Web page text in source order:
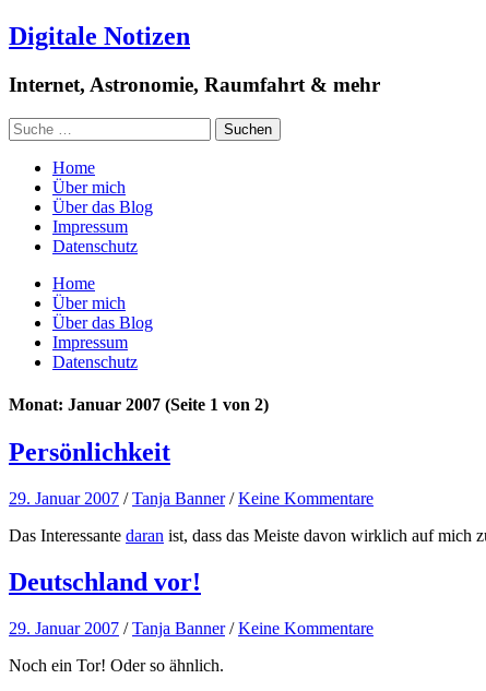
Digitale Notizen
Internet, Astronomie, Raumfahrt & mehr
Home
Über mich
Über das Blog
Impressum
Datenschutz
Home
Über mich
Über das Blog
Impressum
Datenschutz
Monat: Januar 2007 (Seite 1 von 2)
Persönlichkeit
29. Januar 2007 /Tanja Banner /Keine Kommentare
Das Interessante daran ist, dass das Meiste davon wirklich auf mich
Deutschland vor!
29. Januar 2007 /Tanja Banner /Keine Kommentare
Noch ein Tor! Oder so ähnlich.